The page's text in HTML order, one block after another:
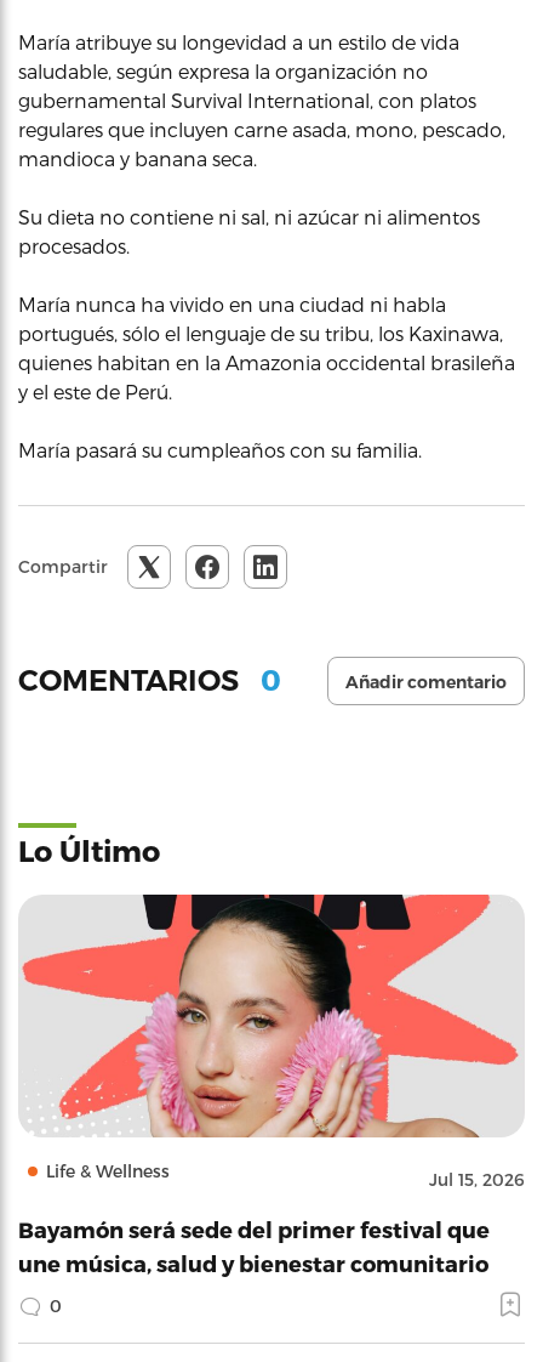
María atribuye su longevidad a un estilo de vida
saludable, según expresa la organización no
gubernamental Survival International, con platos
regulares que incluyen carne asada, mono, pescado,
mandioca y banana seca.
Su dieta no contiene ni sal, ni azúcar ni alimentos
procesados.
María nunca ha vivido en una ciudad ni habla
portugués, sólo el lenguaje de su tribu, los Kaxinawa,
quienes habitan en la Amazonia occidental brasileña
y el este de Perú.
María pasará su cumpleaños con su familia.
Compartir
COMENTARIOS 0 Añadir comentario
Lo Último
Life & Wellness Jul 15, 2026
Bayamón será sede del primer festival que
une música, salud y bienestar comunitario
0